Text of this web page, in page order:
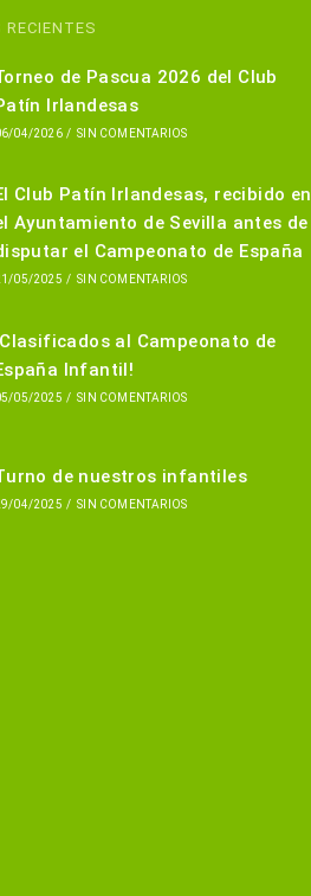
de Pascua 2026 del Club
Irlandesas
04/2026 / SIN COMENTARIOS
Club Patín Irlandesas, recibido en
Ayuntamiento de Sevilla antes de
el Campeonato de España
05/2025 / SIN COMENTARIOS
al Campeonato de
Infantil!
05/2025 / SIN COMENTARIOS
de nuestros infantiles
04/2025 / SIN COMENTARIOS